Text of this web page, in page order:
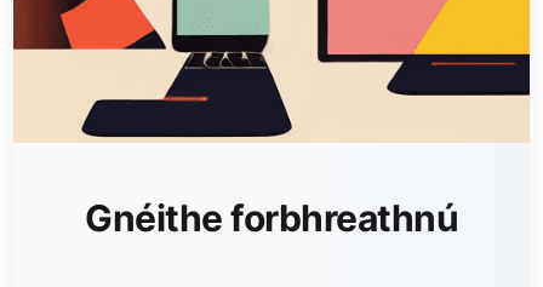
Gnéithe forbhreathnú